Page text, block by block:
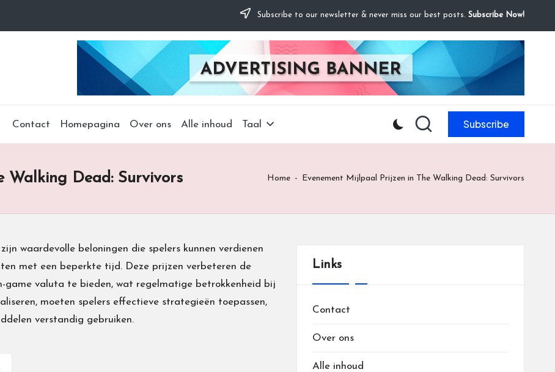
Subscribe to our newsletter & never miss our best posts. Subscribe Now!
Contact Homepagina Over ons Alle inhoud Taal Subscribe
Walking Dead: Survivors Home - Evenement Mijlpaal Prijzen in The Walking Dead: Survivors
waardevolle beloningen die spelers kunnen verdienen
met een beperkte tijd. Deze prijzen verbeteren de
game valuta te bieden, wat regelmatige betrokkenheid bij
moeten spelers effectieve strategieën toepassen,
verstandig gebruiken.
Links
Contact
Over ons
Alle inhoud